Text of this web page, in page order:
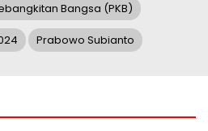
Bangsa (PKB)
Prabowo Subianto